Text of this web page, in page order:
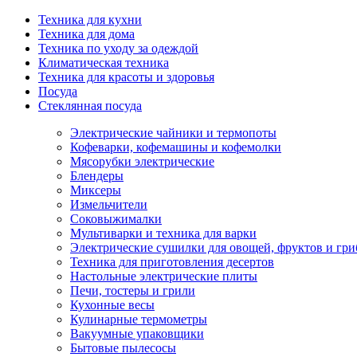
Техника для кухни
Техника для дома
Техника по уходу за одеждой
Климатическая техника
Техника для красоты и здоровья
Посуда
Стеклянная посуда
Электрические чайники и термопоты
Кофеварки, кофемашины и кофемолки
Мясорубки электрические
Блендеры
Миксеры
Измельчители
Соковыжималки
Мультиварки и техника для варки
Электрические сушилки для овощей, фруктов и
Техника для приготовления десертов
Настольные электрические плиты
Печи, тостеры и грили
Кухонные весы
Кулинарные термометры
Вакуумные упаковщики
Бытовые пылесосы